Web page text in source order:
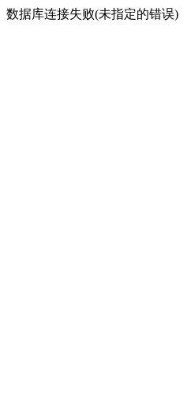
数据库连接失败(未指定的错误)